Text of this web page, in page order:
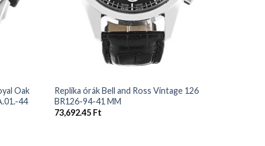
Oak
44
Replika órák Bell and Ross Vintage 126
BR126-94-41 MM
73,692.45 Ft